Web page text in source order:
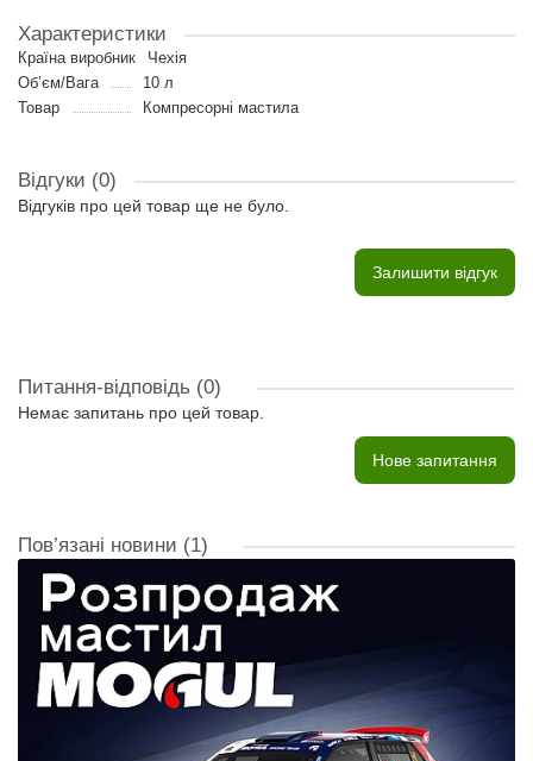
Характеристики
Країна виробник
Чехія
Об’єм/Вага
10 л
Товар
Компресорні мастила
Відгуки (0)
Відгуків про цей товар ще не було.
Залишити відгук
Питання-відповідь (0)
Немає запитань про цей товар.
Нове запитання
Пов’язані новини (1)